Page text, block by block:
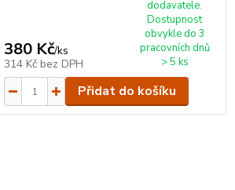
380 Kč/ks
314 Kč bez DPH
dodavatele.
Dostupnost
obvykle do 3
pracovních dnů
> 5 ks
Přidat do košíku